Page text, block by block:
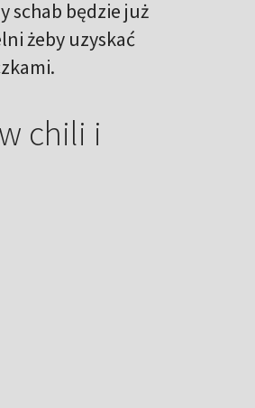
schab będzie już
żeby uzyskać
chili i